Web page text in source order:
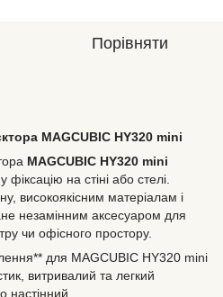
Порівняти
MAGCUBIC HY320 mini
MAGCUBIC HY320 mini
на стіні або стелі.
високоякісним матеріалам і
незамінним аксесуаром для
чи офісного простору.
для MAGCUBIC HY320 mini
витривалий та легкий
настінний